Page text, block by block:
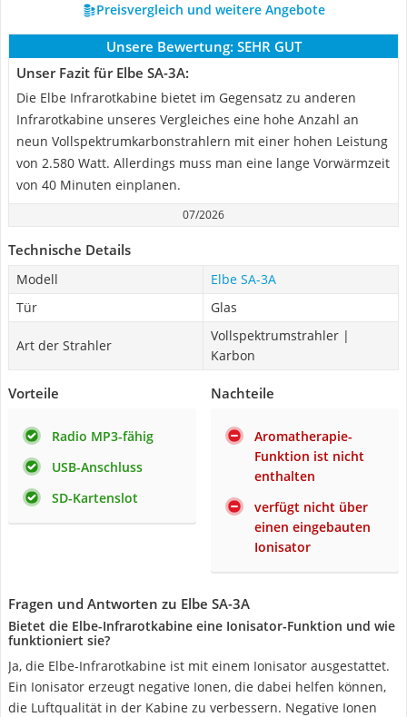
Preisvergleich und weitere Angebote
Unsere Bewertung: SEHR GUT
Unser Fazit für Elbe SA-3A:
Die Elbe Infrarotkabine bietet im Gegensatz zu anderen
Infrarotkabine unseres Vergleiches eine hohe Anzahl an
neun Vollspektrumkarbonstrahlern mit einer hohen Leistung
von 2.580 Watt. Allerdings muss man eine lange Vorwärmzeit
von 40 Minuten einplanen.
07/2026
Technische Details
Modell
Elbe SA-3A
Tür
Glas
Art der Strahler
Vollspektrumstrahler |
Karbon
Vorteile
Radio MP3-fähig
USB-Anschluss
SD-Kartenslot
Nachteile
Aromatherapie-
Funktion ist nicht
enthalten
verfügt nicht über
einen eingebauten
Ionisator
Fragen und Antworten zu Elbe SA-3A
Bietet die Elbe-Infrarotkabine eine Ionisator-Funktion und wie
funktioniert sie?
Ja, die Elbe-Infrarotkabine ist mit einem Ionisator ausgestattet.
Ein Ionisator erzeugt negative Ionen, die dabei helfen können,
die Luftqualität in der Kabine zu verbessern. Negative Ionen